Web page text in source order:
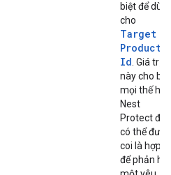
biệt để
cho
Target
Product
Id . Giá trị
này cho
mọi thế hệ
Nest
Protect đều
có thể được
coi là hợp lệ
để phản hồi